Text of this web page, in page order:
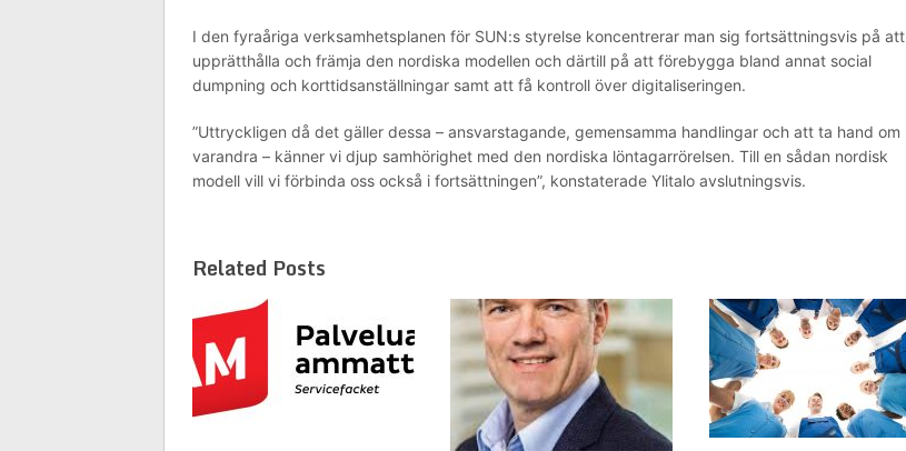
I den fyraåriga verksamhetsplanen för SUN:s styrelse koncentrerar man sig fortsättningsvis på att
upprätthålla och främja den nordiska modellen och därtill på att förebygga bland annat social
dumpning och korttidsanställningar samt att få kontroll över digitaliseringen.
”Uttryckligen då det gäller dessa – ansvarstagande, gemensamma handlingar och att ta hand om
varandra – känner vi djup samhörighet med den nordiska löntagarrörelsen. Till en sådan nordisk
modell vill vi förbinda oss också i fortsättningen”, konstaterade Ylitalo avslutningsvis.
Related Posts